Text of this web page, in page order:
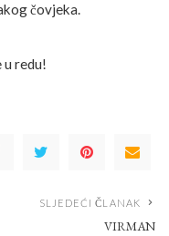
čovjeka.
u redu!
SLJEDEĆI ČLANAK
VIRMAN